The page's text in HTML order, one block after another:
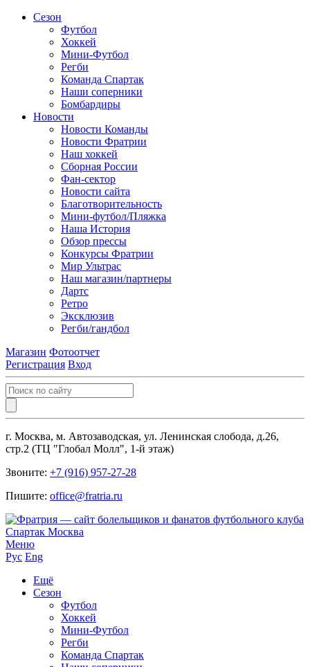
Сезон
Футбол
Хоккей
Мини-Футбол
Регби
Команда Спартак
Наши соперники
Бомбардиры
Новости
Новости Команды
Новости Фратрии
Наш хоккей
Сборная России
Фан-cектор
Новости сайта
Благотворительность
Мини-футбол/Пляжка
Наша История
Обзор прессы
Конкурсы Фратрии
Мир Ультрас
Наш магазин/партнеры
Дартс
Ретро
Эксклюзив
Регби/гандбол
Магазин Фотоотчет
Регистрация Вход
г. Москва, м. Автозаводская, ул. Ленинская слобода, д.26,
стр.2 (ТЦ "Глобал Молл", 1-й этаж)
Звоните: +7 (916) 957-27-28
Пишите: office@fratria.ru
Меню
Рус Eng
Ещё
Сезон
Футбол
Хоккей
Мини-Футбол
Регби
Команда Спартак